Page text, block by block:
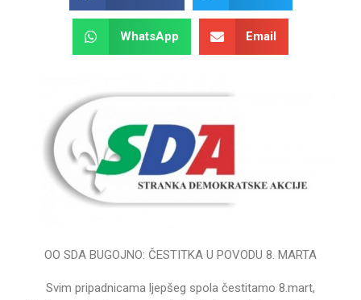
WhatsApp Email
OO SDA BUGOJNO: ČESTITKA U POVODU 8. MARTA
Svim pripadnicama ljepšeg spola čestitamo 8.mart,